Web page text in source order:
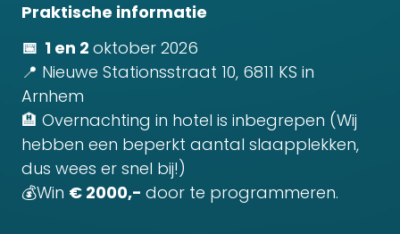
Praktische informatie
📅 1 en 2 oktober 2026
📍 Nieuwe Stationsstraat 10, 6811 KS in
Arnhem
🏨 Overnachting in hotel is inbegrepen (Wij
hebben een beperkt aantal slaapplekken,
dus wees er snel bij!)
💰Win € 2000,- door te programmeren.